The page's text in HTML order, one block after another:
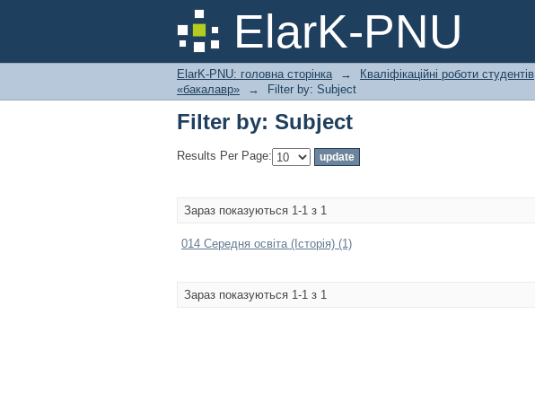
ElarK-PNU
Filter by: Subject
ElarK-PNU: головна сторінка → Кваліфікаційні роботи студентів
«бакалавр»
→ Filter by: Subject
Filter by: Subject
Results Per Page:
Зараз показуються 1-1 з 1
014 Середня освіта (Історія) (1)
Зараз показуються 1-1 з 1